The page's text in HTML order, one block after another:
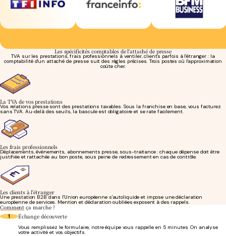
Les spécificités comptables de l'attaché de presse
TVA sur les prestations, frais professionnels à ventiler, clients parfois à l'étranger : la
comptabilité d'un attaché de presse suit des règles précises. Trois postes où l'approximation
coûte cher.
La TVA de vos prestations
Vos relations presse sont des prestations taxables. Sous la franchise en base, vous facturez
sans TVA. Au-delà des seuils, la bascule est obligatoire et se rate facilement.
Les frais professionnels
Déplacements, événements, abonnements presse, sous-traitance : chaque dépense doit être
justifiée et rattachée au bon poste, sous peine de redressement en cas de contrôle.
Les clients à l'étranger
Une prestation B2B dans l'Union européenne s'autoliquide et impose une déclaration
européenne de services. Mention et déclaration oubliées exposent à des rappels.
Comment ça marche ?
1 Échange découverte
Vous remplissez le formulaire, notre équipe vous rappelle en 5 minutes. On analyse
votre activité et vos objectifs.